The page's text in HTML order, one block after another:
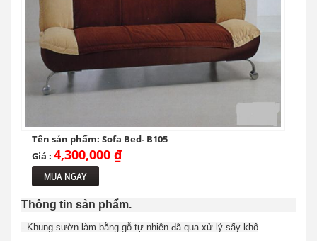
Tên sản phẩm: Sofa Bed- B105
Giá : 4,300,000 ₫
MUA NGAY
Thông tin sản phẩm.
- Khung sườn làm bằng gỗ tự nhiên đã qua xử lý sấy khô